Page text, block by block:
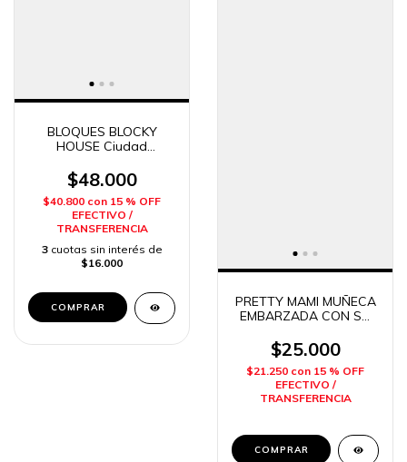
BLOQUES BLOCKY
HOUSE Ciudad
en Balde DIMARE
$48.000
$40.800 con 15 % OFF
EFECTIVO /
TRANSFERENCIA
3 cuotas sin interés de
$16.000
PRETTY MAMI MUÑECA
EMBARZADA CON SU
PASEO DITOYS
$25.000
$21.250 con 15 % OFF
EFECTIVO /
TRANSFERENCIA